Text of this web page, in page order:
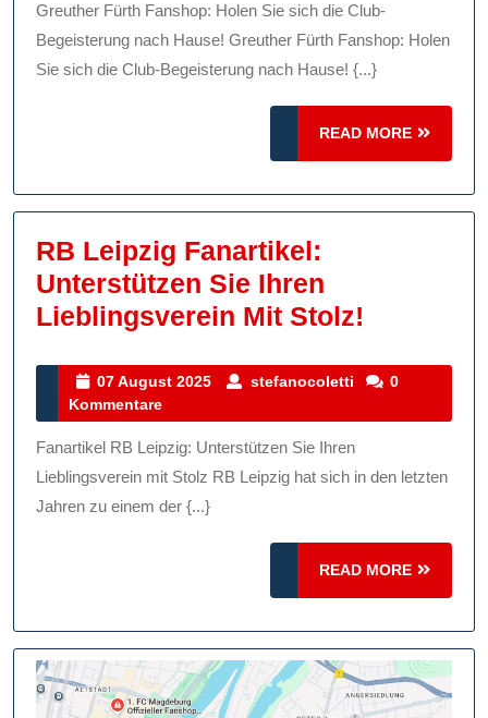
Für
Des
Greuther Fürth Fanshop: Holen Sie sich die Club-
Begeisterung nach Hause! Greuther Fürth Fanshop: Holen
Sie sich die Club-Begeisterung nach Hause! {...}
READ MORE
READ
MORE
RB Leipzig Fanartikel:
Unterstützen Sie Ihren
Lieblingsverein Mit Stolz!
Ihren
Mit
Stolz!
07 August 2025
07
2025
stefanocoletti stefanocoletti
0
Kommentare
Fanartikel RB Leipzig: Unterstützen Sie Ihren
Lieblingsverein mit Stolz RB Leipzig hat sich in den letzten
Jahren zu einem der {...}
READ MORE
READ
MORE